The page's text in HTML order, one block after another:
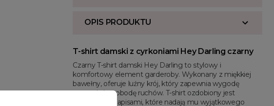
OPIS PRODUKTU
T-shirt damski z cyrkoniami Hey Darling czarny
Czarny T-shirt damski Hey Darling to stylowy i
komfortowy element garderoby. Wykonany z miękkiej
bawełny, oferuje luźny krój, który zapewnia wygodę
noszenia i swobodę ruchów. T-shirt ozdobiony jest
cyrkoniami i napisami, które nadają mu wyjątkowego